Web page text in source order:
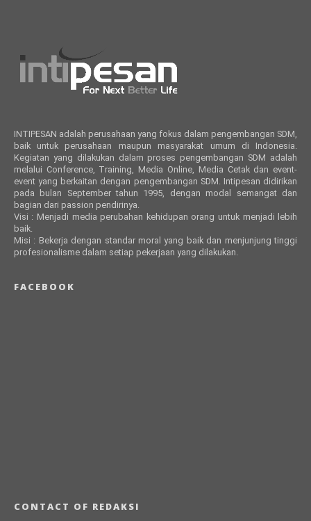
INTIPESAN adalah perusahaan yang fokus dalam pengembangan SDM,
baik untuk perusahaan maupun masyarakat umum di Indonesia.
Kegiatan yang dilakukan dalam proses pengembangan SDM adalah
melalui Conference, Training, Media Online, Media Cetak dan event-
event yang berkaitan dengan pengembangan SDM. Intipesan didirikan
pada bulan September tahun 1995, dengan modal semangat dan
bagian dari passion pendirinya.
Visi : Menjadi media perubahan kehidupan orang untuk menjadi lebih
baik.
Misi : Bekerja dengan standar moral yang baik dan menjunjung tinggi
profesionalisme dalam setiap pekerjaan yang dilakukan.
FACEBOOK
CONTACT OF REDAKSI